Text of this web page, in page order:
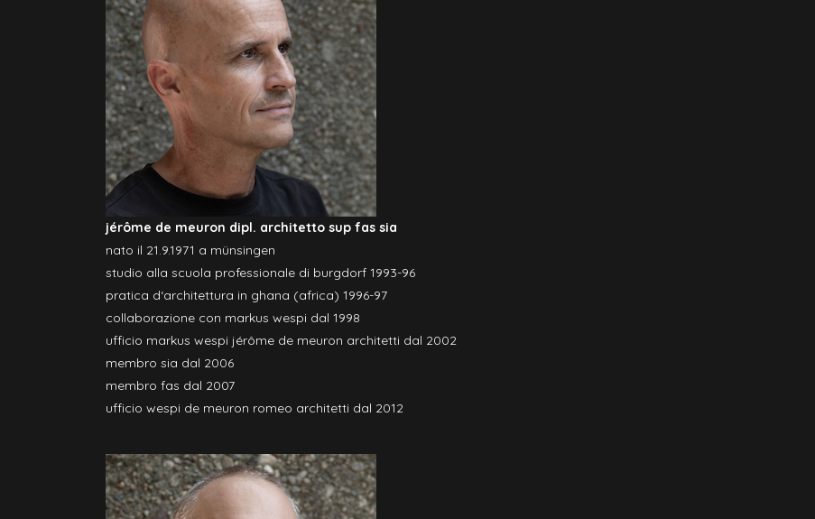
jérôme de meuron dipl. architetto sup fas sia
nato il 21.9.1971 a münsingen
studio alla scuola professionale di burgdorf 1993-96
pratica d‘architettura in ghana (africa) 1996-97
collaborazione con markus wespi dal 1998
ufficio markus wespi jérôme de meuron architetti dal 2002
membro sia dal 2006
membro fas dal 2007
ufficio wespi de meuron romeo architetti dal 2012